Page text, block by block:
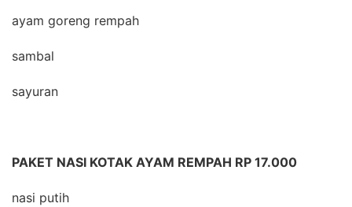
ayam goreng rempah
sambal
sayuran
PAKET NASI KOTAK AYAM REMPAH RP 17.000
nasi putih